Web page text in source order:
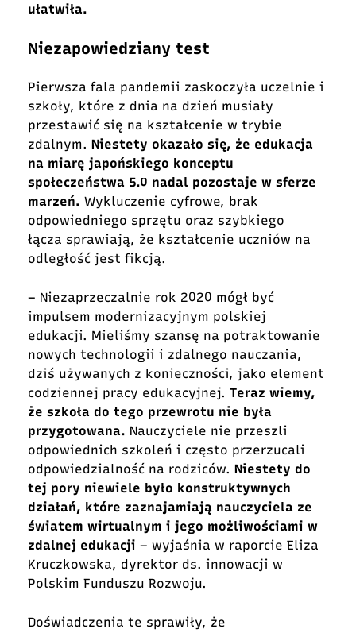
ułatwiła.
Niezapowiedziany test
Pierwsza fala pandemii zaskoczyła uczelnie i
szkoły, które z dnia na dzień musiały
przestawić się na kształcenie w trybie
zdalnym. Niestety okazało się, że edukacja
na miarę japońskiego konceptu
społeczeństwa 5.0 nadal pozostaje w sferze
marzeń. Wykluczenie cyfrowe, brak
odpowiedniego sprzętu oraz szybkiego
łącza sprawiają, że kształcenie uczniów na
odległość jest fikcją.
– Niezaprzeczalnie rok 2020 mógł być
impulsem modernizacyjnym polskiej
edukacji. Mieliśmy szansę na potraktowanie
nowych technologii i zdalnego nauczania,
dziś używanych z konieczności, jako element
codziennej pracy edukacyjnej. Teraz wiemy,
że szkoła do tego przewrotu nie była
przygotowana. Nauczyciele nie przeszli
odpowiednich szkoleń i często przerzucali
odpowiedzialność na rodziców. Niestety do
tej pory niewiele było konstruktywnych
działań, które zaznajamiają nauczyciela ze
światem wirtualnym i jego możliwościami w
zdalnej edukacji – wyjaśnia w raporcie Eliza
Kruczkowska, dyrektor ds. innowacji w
Polskim Funduszu Rozwoju.
Doświadczenia te sprawiły, że